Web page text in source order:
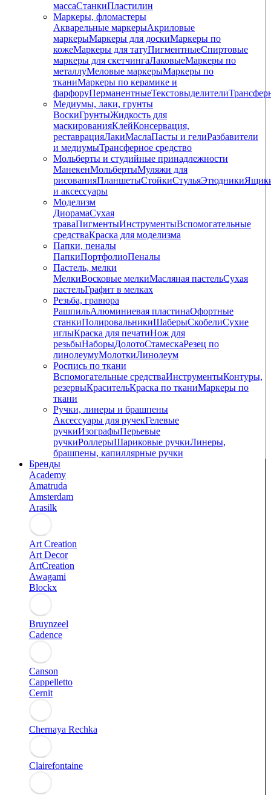
массаСтанкиПластилин
Маркеры, фломастеры
Акварельные маркерыАкриловые
маркерыМаркеры для доскиМаркеры по
кожеМаркеры для татуПигментныеCпиртовые
маркеры для скетчингаЛаковыеМаркеры по
металлуМеловые маркерыМаркеры по
тканиМаркеры по керамике и
фарфоруПерманентныеТекстовыделители
Медиумы, лаки, грунты
ВоскиГрунтыЖидкость для
маскированияКлейКонсервация,
реставрацияЛакиМаслаПасты и гелиРазбавители
и медиумыТрансферное средство
Мольберты и студийные принадлежности
МанекенМольбертыМуляжи для
рисованияПланшетыСтойкиСтульяЭтюдники
и аксессуары
Моделизм
ДиорамаСухая
траваПигментыИнструментыВспомогательные
средстваКраска для моделизма
Папки, пеналы
ПапкиПортфолиоПеналы
Пастель, мелки
МелкиВосковые мелкиМасляная пастельСухая
пастельГрафит в мелках
Резьба, гравюра
РашпильАлюминиевая пластинаОфортные
станкиПолировальникиШаберыСкобелиСухие
иглыКраска для печатиНож для
резьбыНаборыДолотоСтамескаРезец по
линолеумуМолоткиЛинолеум
Роспись по ткани
Вспомогательные средстваИнструментыКонтуры,
резервыКрасительКраска по тканиМаркеры по
ткани
Ручки, линеры и брашпены
Аксессуары для ручекГелевые
ручкиИзографыПерьевые
ручкиРоллерыШариковые ручкиЛинеры,
брашпены, капиллярные ручки
Бренды
Academy
Amatruda
Amsterdam
Arasilk
Art Creation
Art Decor
ArtCreation
Awagami
Blockx
Bruynzeel
Cadence
Canson
Cappelletto
Cernit
Chernaya Rechka
Clairefontaine